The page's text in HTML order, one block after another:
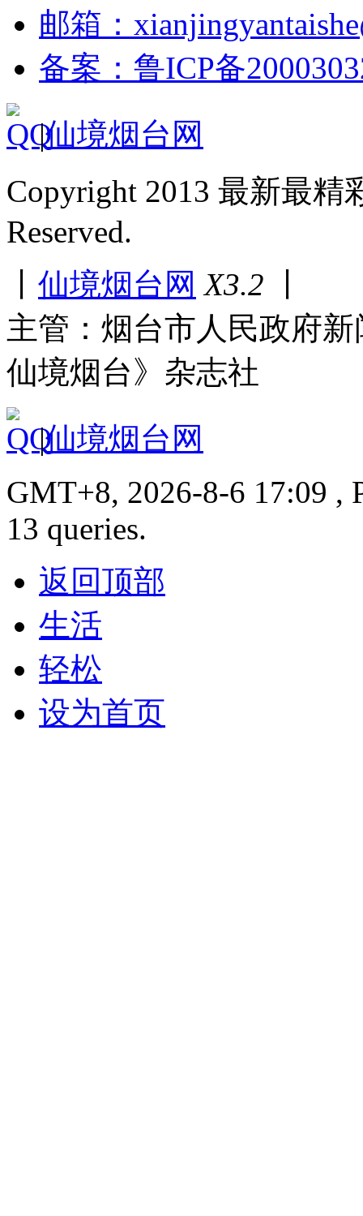
邮箱：
备案：鲁ICP备
|仙境烟台网
Copyright 2013 最新最
Reserved.
仙境烟台网 X3.2
主管：烟台市人民政府
仙境烟台》杂志社
|仙境烟台网
GMT+8, 2026-8-6 17:09 ,
13 queries.
返回顶部
生活
轻松
设为首页